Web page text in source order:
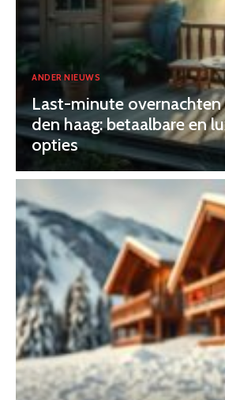
ANDER NIEUWS
Last-minute overnachten
den haag: betaalbare en
opties